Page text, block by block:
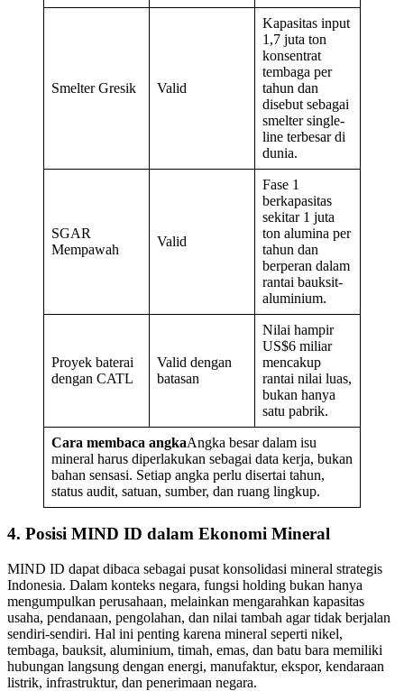
Smelter Gresik Valid
Kapasitas input
1,7 juta ton
konsentrat
tembaga per
tahun dan
disebut sebagai
smelter single-
line terbesar di
dunia.
SGAR
Mempawah
Valid
Fase 1
berkapasitas
sekitar 1 juta
ton alumina per
tahun dan
berperan dalam
rantai bauksit-
aluminium.
Proyek baterai
dengan CATL
Valid dengan
batasan
Nilai hampir
US$6 miliar
mencakup
rantai nilai luas,
bukan hanya
satu pabrik.
Cara membaca angkaAngka besar dalam isu
mineral harus diperlakukan sebagai data kerja, bukan
bahan sensasi. Setiap angka perlu disertai tahun,
status audit, satuan, sumber, dan ruang lingkup.
4. Posisi MIND ID dalam Ekonomi Mineral
MIND ID dapat dibaca sebagai pusat konsolidasi mineral strategis
Indonesia. Dalam konteks negara, fungsi holding bukan hanya
mengumpulkan perusahaan, melainkan mengarahkan kapasitas
usaha, pendanaan, pengolahan, dan nilai tambah agar tidak berjalan
sendiri-sendiri. Hal ini penting karena mineral seperti nikel,
tembaga, bauksit, aluminium, timah, emas, dan batu bara memiliki
hubungan langsung dengan energi, manufaktur, ekspor, kendaraan
listrik, infrastruktur, dan penerimaan negara.